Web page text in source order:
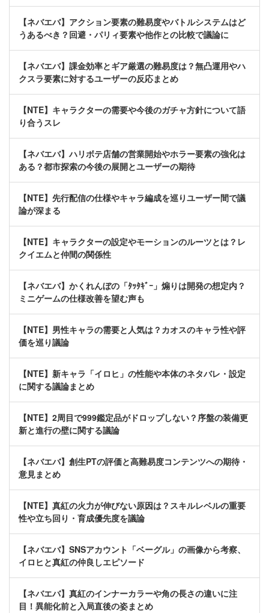
【ネバエバ】アクション要素の難易度やバトルシステムはど
うあるべき？回避・パリィ要素や他作との比較で議論に
【ネバエバ】課金効率とギア厳選の難易度は？無凸運用やハ
クスラ要素に対するユーザーの反応まとめ
【NTE】キャラクターの需要や今後のガチャ方針について語
り合うスレ
【ネバエバ】ハリボテ店舗の営業開始やホラー要素の強化は
ある？都市探索の今後の展開とユーザーの期待
【NTE】先行配信の仕様やキャラ編成を巡りユーザー間で議
論が深まる
【NTE】キャラクターの設定やモーションのルーツとは？レ
クイエムと仲間の関係性
【ネバエバ】かくれんぼの「ﾀｯﾀｷﾞｰ」煽りは開発の想定内？
ミニゲームの仕様改善を望む声も
【NTE】男性キャラの需要と人気は？カオスのキャラ性や評
価を巡り議論
【NTE】新キャラ「イロヒ」の性能や本体のネタバレ・設定
に関する議論まとめ
【NTE】2周目で999鑑定品がドロップしない？序盤の装備更
新と進行の壁に関する議論
【ネバエバ】創生PTの評価と高難易度コンテンツへの期待・
意見まとめ
【NTE】真紅の火力が伸びない原因は？スキルレベルの重要
性や立ち回り・育成優先度を議論
【ネバエバ】SNSアカウント「ベーグル」の画像から考察、
イロヒと真紅の仲良しエピソード
【ネバエバ】真紅のインナーカラーや角の長さの違いに注
目！異能化前と入局直後の姿まとめ